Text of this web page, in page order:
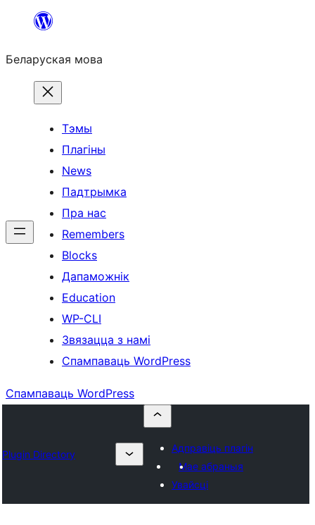
Перайсці
змесціва
Беларуская мова
Тэмы
Плагіны
News
Падтрымка
Пра нас
Remembers
Blocks
Дапаможнік
Education
WP-CLI
Звязацца з намі
Спампаваць WordPress
Спампаваць WordPress
Plugin Directory
Адправіць плагін
Мае абраныя
Увайсці